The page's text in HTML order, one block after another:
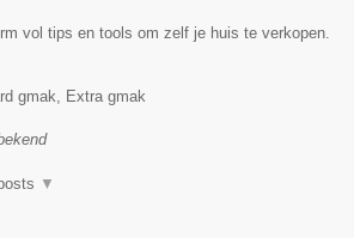
vol tips en tools om zelf je huis te verkopen.
gmak, Extra gmak
▼